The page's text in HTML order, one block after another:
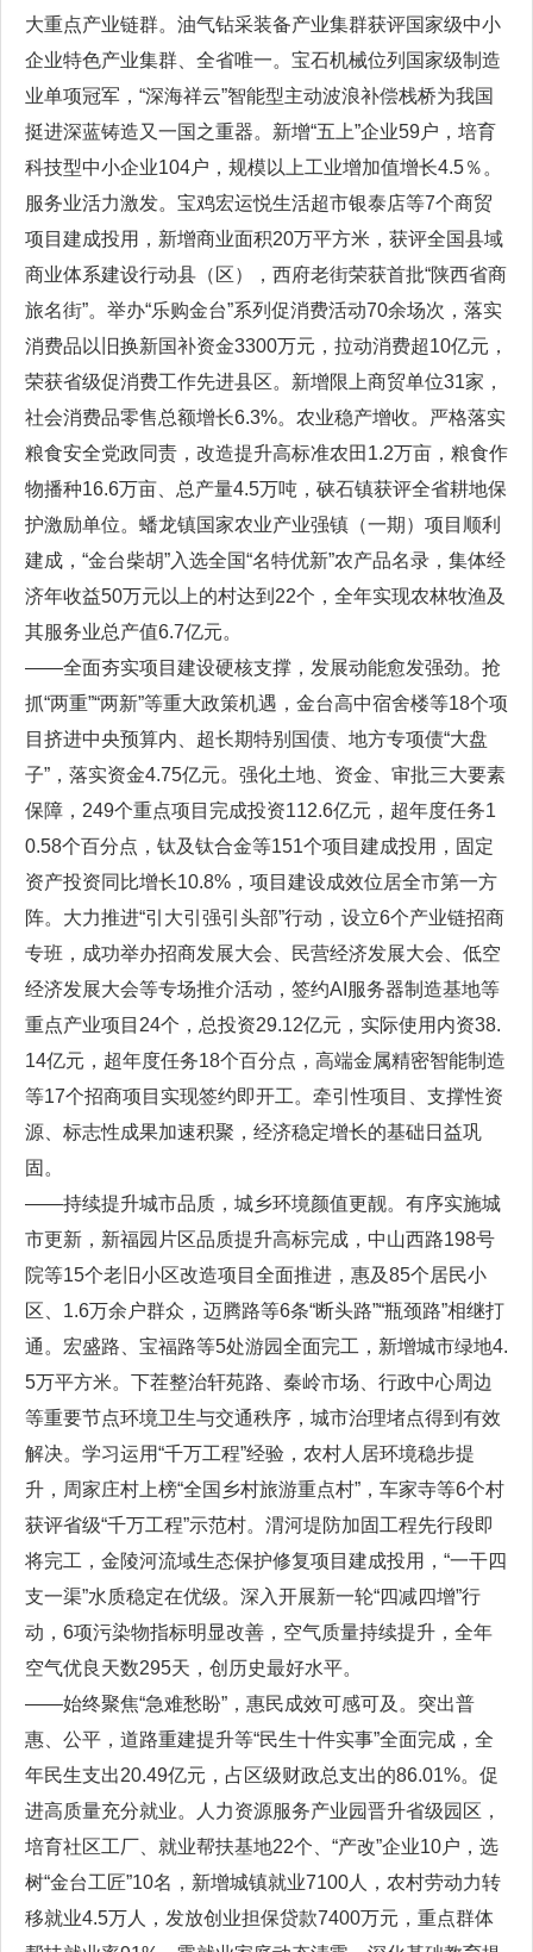
大重点产业链群。油气钻采装备产业集群获评国家级中小
企业特色产业集群、全省唯一。宝石机械位列国家级制造
业单项冠军，“深海祥云”智能型主动波浪补偿栈桥为我国
挺进深蓝铸造又一国之重器。新增“五上”企业59户，培育
科技型中小企业104户，规模以上工业增加值增长4.5％。
服务业活力激发。宝鸡宏运悦生活超市银泰店等7个商贸
项目建成投用，新增商业面积20万平方米，获评全国县域
商业体系建设行动县（区），西府老街荣获首批“陕西省商
旅名街”。举办“乐购金台”系列促消费活动70余场次，落实
消费品以旧换新国补资金3300万元，拉动消费超10亿元，
荣获省级促消费工作先进县区。新增限上商贸单位31家，
社会消费品零售总额增长6.3%。农业稳产增收。严格落实
粮食安全党政同责，改造提升高标准农田1.2万亩，粮食作
物播种16.6万亩、总产量4.5万吨，硖石镇获评全省耕地保
护激励单位。蟠龙镇国家农业产业强镇（一期）项目顺利
建成，“金台柴胡”入选全国“名特优新”农产品名录，集体经
济年收益50万元以上的村达到22个，全年实现农林牧渔及
其服务业总产值6.7亿元。
——全面夯实项目建设硬核支撑，发展动能愈发强劲。抢
抓“两重”“两新”等重大政策机遇，金台高中宿舍楼等18个项
目挤进中央预算内、超长期特别国债、地方专项债“大盘
子”，落实资金4.75亿元。强化土地、资金、审批三大要素
保障，249个重点项目完成投资112.6亿元，超年度任务1
0.58个百分点，钛及钛合金等151个项目建成投用，固定
资产投资同比增长10.8%，项目建设成效位居全市第一方
阵。大力推进“引大引强引头部”行动，设立6个产业链招商
专班，成功举办招商发展大会、民营经济发展大会、低空
经济发展大会等专场推介活动，签约AI服务器制造基地等
重点产业项目24个，总投资29.12亿元，实际使用内资38.
14亿元，超年度任务18个百分点，高端金属精密智能制造
等17个招商项目实现签约即开工。牵引性项目、支撑性资
源、标志性成果加速积聚，经济稳定增长的基础日益巩
固。
——持续提升城市品质，城乡环境颜值更靓。有序实施城
市更新，新福园片区品质提升高标完成，中山西路198号
院等15个老旧小区改造项目全面推进，惠及85个居民小
区、1.6万余户群众，迈腾路等6条“断头路”“瓶颈路”相继打
通。宏盛路、宝福路等5处游园全面完工，新增城市绿地4.
5万平方米。下茬整治轩苑路、秦岭市场、行政中心周边
等重要节点环境卫生与交通秩序，城市治理堵点得到有效
解决。学习运用“千万工程”经验，农村人居环境稳步提
升，周家庄村上榜“全国乡村旅游重点村”，车家寺等6个村
获评省级“千万工程”示范村。渭河堤防加固工程先行段即
将完工，金陵河流域生态保护修复项目建成投用，“一干四
支一渠”水质稳定在优级。深入开展新一轮“四减四增”行
动，6项污染物指标明显改善，空气质量持续提升，全年
空气优良天数295天，创历史最好水平。
——始终聚焦“急难愁盼”，惠民成效可感可及。突出普
惠、公平，道路重建提升等“民生十件实事”全面完成，全
年民生支出20.49亿元，占区级财政总支出的86.01%。促
进高质量充分就业。人力资源服务产业园晋升省级园区，
培育社区工厂、就业帮扶基地22个、“产改”企业10户，选
树“金台工匠”10名，新增城镇就业7100人，农村劳动力转
移就业4.5万人，发放创业担保贷款7400万元，重点群体